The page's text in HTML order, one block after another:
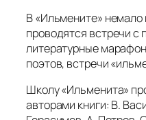
В «Ильмените»
проводятся встречи с
литературные
поэтов, встречи
Школу «Ильменита»
авторами книги: В.